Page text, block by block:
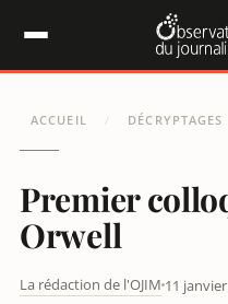
ACCUEIL / DÉCRYPTAGES
Premier
Orwell
La rédaction de l'OJIM 11
Panneau de gestion des